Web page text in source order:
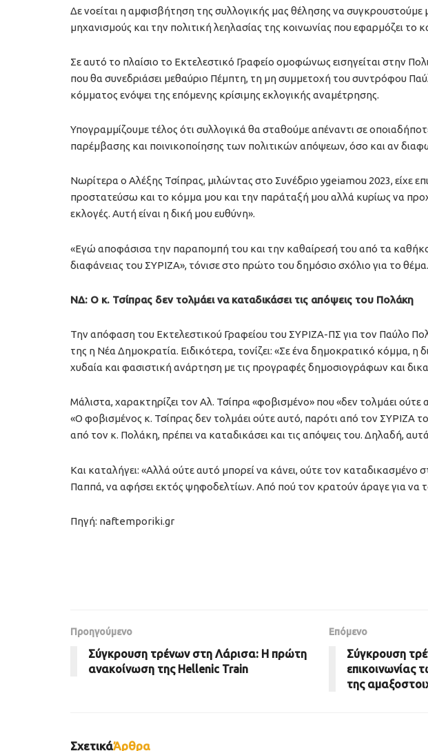
Δε νοείται η αμφισβήτηση της συλλογικής μας θέλησης να συγκρουστούμε
μηχανισμούς και την πολιτική λεηλασίας της κοινωνίας που εφαρμόζει
Σε αυτό το πλαίσιο το Εκτελεστικό Γραφείο ομοφώνως εισηγείται στην
που θα συνεδριάσει μεθαύριο Πέμπτη, τη μη συμμετοχή του συντρόφου
κόμματος ενόψει της επόμενης κρίσιμης εκλογικής αναμέτρησης.
Υπογραμμίζουμε τέλος ότι συλλογικά θα σταθούμε απέναντι σε
παρέμβασης και ποινικοποίησης των πολιτικών απόψεων, όσο και αν
Νωρίτερα ο Αλέξης Τσίπρας, μιλώντας στο Συνέδριο ygeiamou 2023, είχε
προστατεύσω και το κόμμα μου και την παράταξή μου αλλά κυρίως να
εκλογές. Αυτή είναι η δική μου ευθύνη».
«Εγώ αποφάσισα την παραπομπή του και την καθαίρεσή του από τα
διαφάνειας του ΣΥΡΙΖΑ», τόνισε στο πρώτο του δημόσιο σχόλιο για το θέμα.
ΝΔ: Ο κ. Τσίπρας δεν τολμάει να καταδικάσει τις απόψεις του Πολάκη
Την απόφαση του Εκτελεστικού Γραφείου του ΣΥΡΙΖΑ-ΠΣ για τον Παύλο
της η Νέα Δημοκρατία. Ειδικότερα, τονίζει: «Σε ένα δημοκρατικό κόμμα,
χυδαία και φασιστική ανάρτηση με τις προγραφές δημοσιογράφων και
Μάλιστα, χαρακτηρίζει τον Αλ. Τσίπρα «φοβισμένο» που «δεν τολμάει ούτε
«Ο φοβισμένος κ. Τσίπρας δεν τολμάει ούτε αυτό, παρότι από τον ΣΥΡΙΖΑ το
από τον κ. Πολάκη, πρέπει να καταδικάσει και τις απόψεις του. Δηλαδή, αυτά
Και καταλήγει: «Αλλά ούτε αυτό μπορεί να κάνει, ούτε τον καταδικασμένο
Παππά, να αφήσει εκτός ψηφοδελτίων. Από πού τον κρατούν άραγε για να
Πηγή: naftemporiki.gr
Προηγούμενο
Σύγκρουση τρένων στη Λάρισα: Η πρώτη
ανακοίνωση της Hellenic Train
Επόμενο
Σύγκρουση
επικοινωνίας
της
ΣχετικάΆρθρα